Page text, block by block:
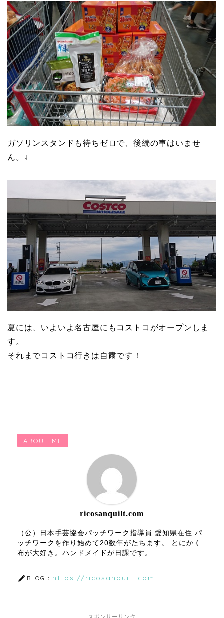
ガソリンスタンドも待ちゼロで、後続の車はいませ
ん。↓
夏には、いよいよ名古屋にもコストコがオープンしま
す。
それまでコストコ行きは自粛です！
ABOUT ME
ricosanquilt.com
（公）日本手芸協会パッチワーク指導員 愛知県在住 パ
ッチワークを作り始めて20数年がたちます。 とにかく
布が大好き。ハンドメイドが日課です。
BLOG： https://ricosanquilt.com